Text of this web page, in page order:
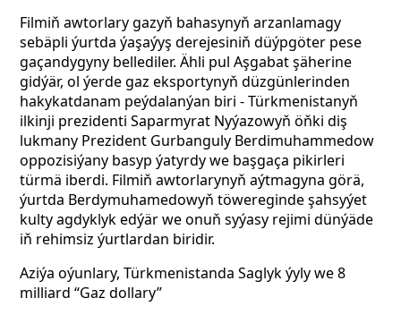
Filmiň awtorlary gazyň bahasynyň arzanlamagy
sebäpli ýurtda ýaşaýyş derejesiniň düýpgöter pese
gaçandygyny bellediler. Ähli pul Aşgabat şäherine
gidýär, ol ýerde gaz eksportynyň düzgünlerinden
hakykatdanam peýdalanýan biri - Türkmenistanyň
ilkinji prezidenti Saparmyrat Nyýazowyň öňki diş
lukmany Prezident Gurbanguly Berdimuhammedow
oppozisiýany basyp ýatyrdy we başgaça pikirleri
türmä iberdi. Filmiň awtorlarynyň aýtmagyna görä,
ýurtda Berdymuhamedowyň töwereginde şahsyýet
kulty agdyklyk edýär we onuň syýasy rejimi dünýäde
iň rehimsiz ýurtlardan biridir.
Aziýa oýunlary, Türkmenistanda Saglyk ýyly we 8
milliard “Gaz dollary”